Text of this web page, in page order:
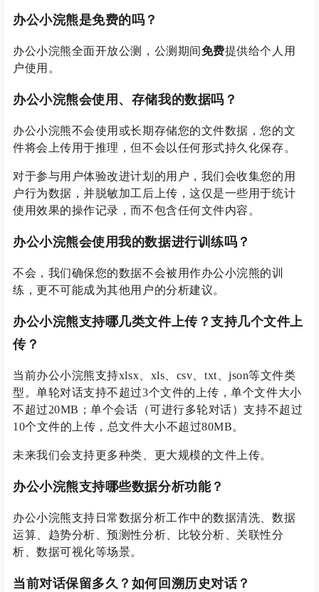
办公小浣熊是免费的吗？
办公小浣熊全面开放公测，公测期间免费提供给个人用
户使用。
办公小浣熊会使用、存储我的数据吗？
办公小浣熊不会使用或长期存储您的文件数据，您的文
件将会上传用于推理，但不会以任何形式持久化保存。
对于参与用户体验改进计划的用户，我们会收集您的用
户行为数据，并脱敏加工后上传，这仅是一些用于统计
使用效果的操作记录，而不包含任何文件内容。
办公小浣熊会使用我的数据进行训练吗？
不会，我们确保您的数据不会被用作办公小浣熊的训
练，更不可能成为其他用户的分析建议。
办公小浣熊支持哪几类文件上传？支持几个文件上
传？
当前办公小浣熊支持xlsx、xls、csv、txt、json等文件类
型。单轮对话支持不超过3个文件的上传，单个文件大小
不超过20MB；单个会话（可进行多轮对话）支持不超过
10个文件的上传，总文件大小不超过80MB。
未来我们会支持更多种类、更大规模的文件上传。
办公小浣熊支持哪些数据分析功能？
办公小浣熊支持日常数据分析工作中的数据清洗、数据
运算、趋势分析、预测性分析、比较分析、关联性分
析、数据可视化等场景。
当前对话保留多久？如何回溯历史对话？